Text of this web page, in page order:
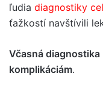
ľudia diagnostiky
ťažkostí navštívili
Včasná
komplikáciám.